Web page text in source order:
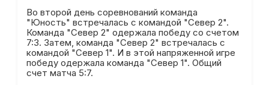
Во второй день соревнований команда
"Юность" встречалась с командой "Север 2".
Команда "Север 2" одержала победу со счетом
7:3. Затем, команда "Север 2" встречалась с
командой "Север 1". И в этой напряженной игре
победу одержала команда "Север 1". Общий
счет матча 5:7.